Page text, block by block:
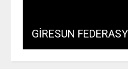
GİRESUN